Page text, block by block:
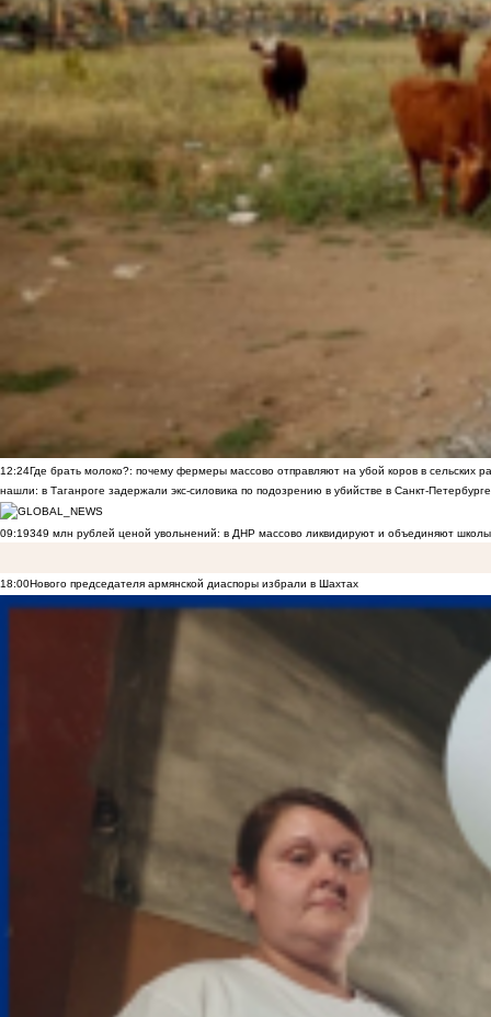
12:24Где брать молоко?: почему фермеры массово отправляют на убой коров в сельских
нашли: в Таганроге задержали экс-силовика по подозрению в убийстве в Санкт-Петербурге
09:19349 млн рублей ценой увольнений: в ДНР массово ликвидируют и объединяют
18:00Нового председателя армянской диаспоры избрали в Шахтах